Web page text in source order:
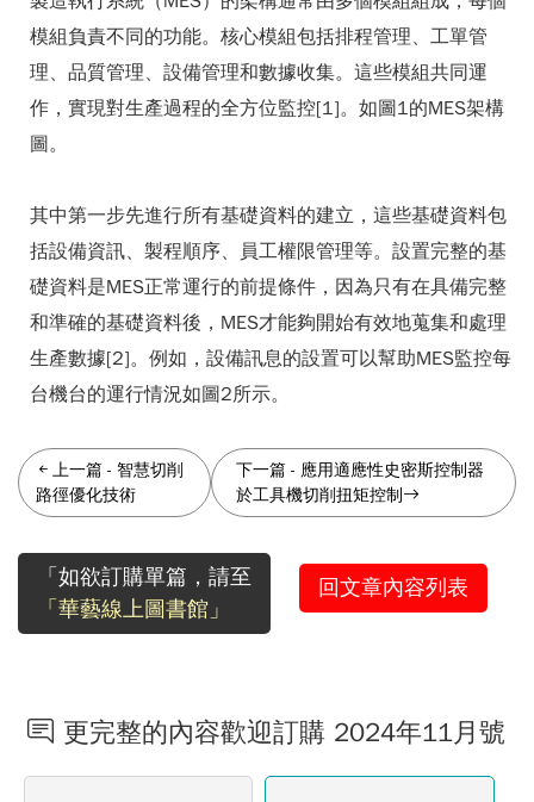
模組負責不同的功能。核心模組包括排程管理、工單管
理、品質管理、設備管理和數據收集。這些模組共同運
作，實現對生產過程的全方位監控[1]。如圖1的MES架構
圖。
其中第一步先進行所有基礎資料的建立，這些基礎資料包
括設備資訊、製程順序、員工權限管理等。設置完整的基
礎資料是MES正常運行的前提條件，因為只有在具備完整
和準確的基礎資料後，MES才能夠開始有效地蒐集和處理
生產數據[2]。例如，設備訊息的設置可以幫助MES監控每
台機台的運行情況如圖2所示。
上一篇 - 智慧切削
路徑優化技術
下一篇 - 應用適應性史密斯控制器
於工具機切削扭矩控制
「如欲訂購單篇，請至
「華藝線上圖書館」
回文章內容列表
更完整的內容歡迎訂購 2024年11月號